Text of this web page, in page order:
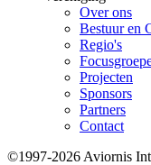
Over ons
Bestuur en
Regio's
Projecten
Sponsors
Partners
Contact
©1997-2026 Aviornis